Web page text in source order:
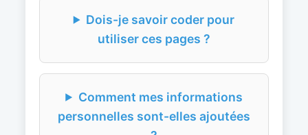
Dois-je savoir coder pour
utiliser ces pages ?
Comment mes informations
personnelles sont-elles ajoutées